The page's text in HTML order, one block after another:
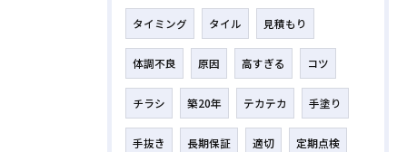
タイミング タイル 見積もり
体調不良 原因 高すぎる コツ
チラシ 築20年 テカテカ 手塗り
手抜き 長期保証 適切 定期点検